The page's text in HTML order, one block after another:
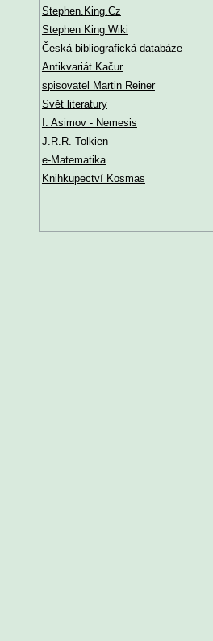
Stephen.King.Cz
Stephen King Wiki
Česká bibliografická databáze
Antikvariát Kačur
spisovatel Martin Reiner
Svět literatury
I. Asimov - Nemesis
J.R.R. Tolkien
e-Matematika
Knihkupectví Kosmas